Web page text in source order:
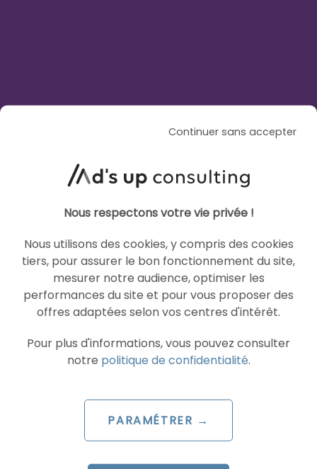
ARTICLE DE BLOG
Stratégie GEO : repenser
votre mix-média à l’ère des
AI Overviews
Le 29 juillet 2026
parSaad
Continuer sans accepter
Nous respectons votre vie privée !
Nous utilisons des cookies, y compris des cookies
tiers, pour assurer le bon fonctionnement du site,
mesurer notre audience, optimiser les
performances du site et pour vous proposer des
offres adaptées selon vos centres d'intérêt.
Pour plus d'informations, vous pouvez consulter
notre politique de confidentialité.
PARAMÉTRER →